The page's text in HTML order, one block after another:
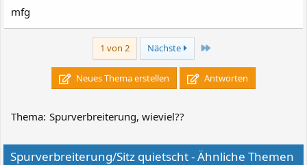
mfg
1 von 2 Nächste Letzte
Neues Thema erstellen Antworten
Thema: Spurverbreiterung, wieviel??
Spurverbreiterung/Sitz quietscht - Ähnliche Themen